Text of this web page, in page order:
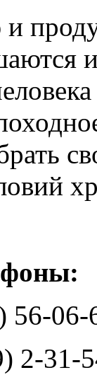
56-
2-31-